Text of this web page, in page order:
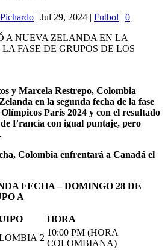
| Jul 29, 2024 | Futbol | 0
y Marcela Restrepo, Colombia
en la segunda fecha de la fase
París 2024 y con el resultado
Francia con igual puntaje, pero
Colombia enfrentará a Canadá el
FECHA – DOMINGO 28 DE
A
HORA
2
10:00 PM (HORA
COLOMBIANA)